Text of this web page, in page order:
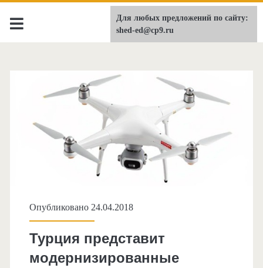
shed-ed.ru
Опубликовано 24.04.2018
Турция представит
модернизированные
Для любых предложений по сайту:
shed-ed@cp9.ru